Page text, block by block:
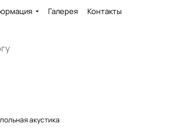
Галерея Контакты
акустика